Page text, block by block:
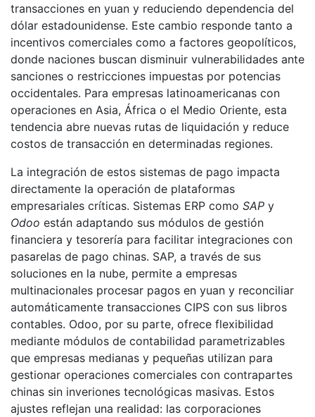
transacciones en yuan y reduciendo dependencia del
dólar estadounidense. Este cambio responde tanto a
incentivos comerciales como a factores geopolíticos,
donde naciones buscan disminuir vulnerabilidades ante
sanciones o restricciones impuestas por potencias
occidentales. Para empresas latinoamericanas con
operaciones en Asia, África o el Medio Oriente, esta
tendencia abre nuevas rutas de liquidación y reduce
costos de transacción en determinadas regiones.
La integración de estos sistemas de pago impacta
directamente la operación de plataformas
empresariales críticas. Sistemas ERP como SAP y
Odoo están adaptando sus módulos de gestión
financiera y tesorería para facilitar integraciones con
pasarelas de pago chinas. SAP, a través de sus
soluciones en la nube, permite a empresas
multinacionales procesar pagos en yuan y reconciliar
automáticamente transacciones CIPS con sus libros
contables. Odoo, por su parte, ofrece flexibilidad
mediante módulos de contabilidad parametrizables
que empresas medianas y pequeñas utilizan para
gestionar operaciones comerciales con contrapartes
chinas sin inveriones tecnológicas masivas. Estos
ajustes reflejan una realidad: las corporaciones